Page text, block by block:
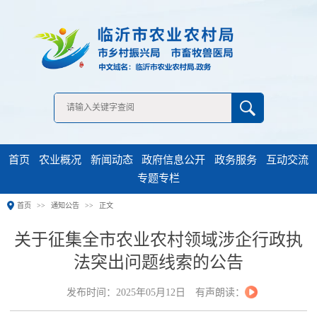
首页 农业概况 新闻动态 政府信息公开 政务服务
互动交流
专题专栏
首页 通知公告 正文
关于征集全市农业农村领域涉企行政执
法突出问题线索的公告
发布时间：2025年05月12日 有声朗读：